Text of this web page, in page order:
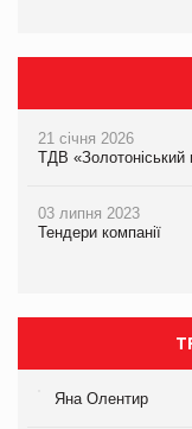
21 січня 2026
ТДВ «Золотоніський
03 липня 2023
Тендери компанії
Яна Олентир